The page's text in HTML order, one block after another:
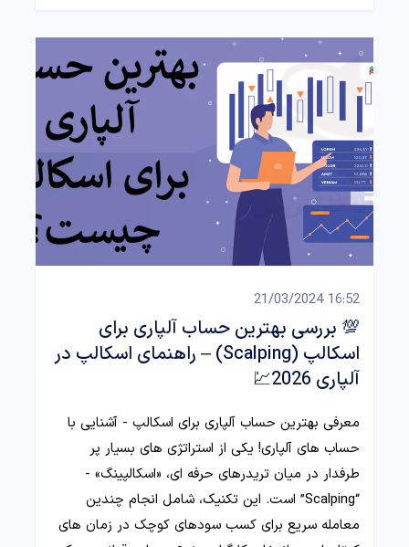
16:52 21/03/2024
💯 بررسی بهترین حساب آلپاری برای
اسکالپ (Scalping) – راهنمای اسکالپ در
آلپاری 2026💹
معرفی بهترین حساب آلپاری برای اسکالپ - آشنایی با
حساب های آلپاری! یکی از استراتژی های بسیار پر
طرفدار در میان تریدرهای حرفه ای، «اسکالپینگ» -
“Scalping” است. این تکنیک، شامل انجام چندین
معامله سریع برای کسب سودهای کوچک در زمان های